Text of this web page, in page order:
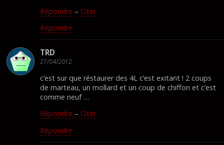
Répondre – Citer
Répondre
TRD
27/04/2012
c’est sur que réstaurer des 4L c’est exitant ! 2 coups
de marteau, un mollard et un coup de chiffon et c’est
comme neuf …
Répondre – Citer
Répondre